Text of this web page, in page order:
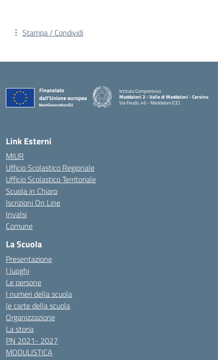
Stampa / Condividi
Istituto Comprensivo
Maddaloni 2 - Valle di Maddaloni - Cervino
Via Feudo, 46 - Maddaloni (CE)
Link Esterni
MIUR
Ufficio Scolastico Regionale
Ufficio Scolastico Territoriale
Scuola in Chiaro
Iscrizioni On Line
Invalsi
Comune
La Scuola
Presentazione
I luoghi
Le persone
I numeri della scuola
le carte della scuola
Organizzazione
La storia
PN 2021- 2027
MODULISTICA